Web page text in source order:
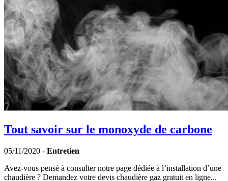
Tout savoir sur le monoxyde de carbone
05/11/2020 - Entretien
Avez-vous pensé à consulter notre page dédiée à l’installation d’une
chaudière ? Demandez votre devis chaudière gaz gratuit en ligne...